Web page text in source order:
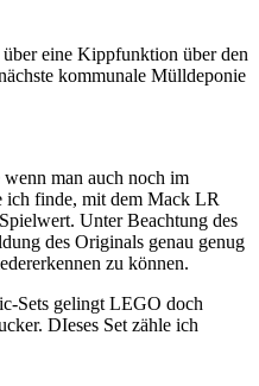
eine Kippfunktion über den
kommunale Mülldeponie
man auch noch im
ich finde, mit dem Mack LR
Unter Beachtung des
des Originals genau genug
zu können.
Sets gelingt LEGO doch
DIeses Set zähle ich